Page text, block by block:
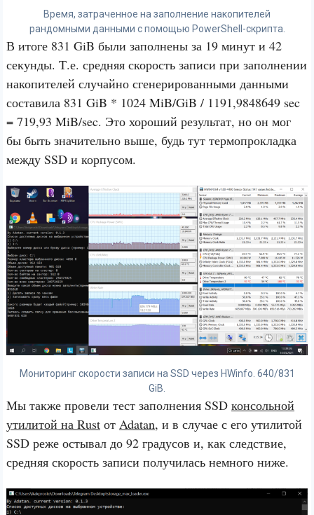
Время, затраченное на заполнение накопителей
рандомными данными с помощью PowerShell-скрипта.
В итоге 831 GiB были заполнены за 19 минут и 42
секунды. Т.е. средняя скорость записи при заполнении
накопителей случайно сгенерированными данными
составила 831 GiB * 1024 MiB/GiB / 1191,9848649 sec
= 719,93 MiB/sec. Это хороший результат, но он мог
бы быть значительно выше, будь тут термопрокладка
между SSD и корпусом.
Мониторинг скорости записи на SSD через HWinfo. 640/831
GiB.
Мы также провели тест заполнения SSD консольной
утилитой на Rust от Adatan, и в случае с его утилитой
SSD реже остывал до 92 градусов и, как следствие,
средняя скорость записи получилась немного ниже.